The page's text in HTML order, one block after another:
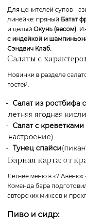
Для ценителей супов -
линейке: пряный Батат
и целый Окунь (весом) .
с индейкой и
Сэндвич Клаб.
Салаты с
Новинки в разделе
гостей:
Салат из ростбифа
летняя ягодная
Салат с
настроение)
Тунец спайси
Барная карта: от
Летнее меню в «7 Авеню»
Команда бара
авторских миксов и
Пиво и сидр: